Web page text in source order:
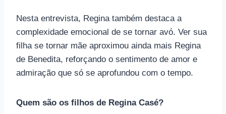
Nesta entrevista, Regina também destaca a
complexidade emocional de se tornar avó. Ver sua
filha se tornar mãe aproximou ainda mais Regina
de Benedita, reforçando o sentimento de amor e
admiração que só se aprofundou com o tempo.
Quem são os filhos de Regina Casé?